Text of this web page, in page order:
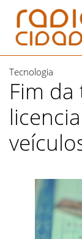
Tecnologia
Fim da